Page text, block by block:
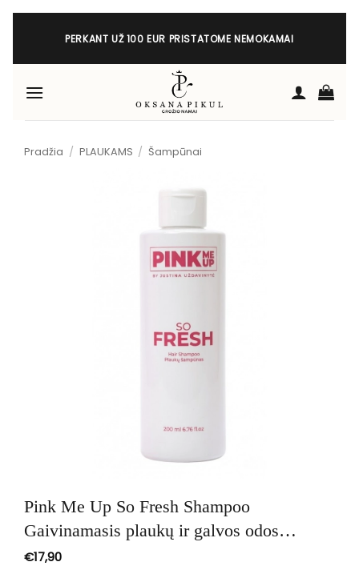
Skip
PERKANT UŽ 100 EUR PRISTATOME NEMOKAMAI
Pradžia / PLAUKAMS / Šampūnai
Pink Me Up So Fresh Shampoo
Gaivinamasis plaukų ir galvos odos
šampūnas 200ml
€17,90